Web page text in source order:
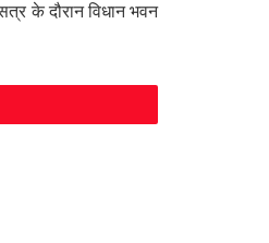
के दौरान विधान भवन